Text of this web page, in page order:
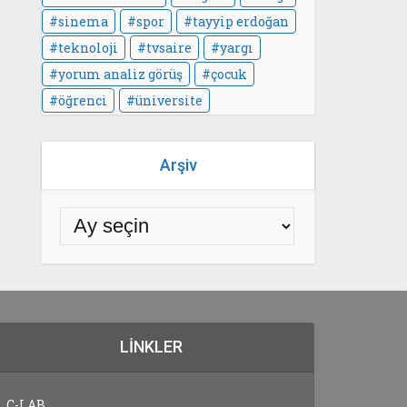
sinema
spor
tayyip erdoğan
teknoloji
tvsaire
yargı
yorum analiz görüş
çocuk
öğrenci
üniversite
Arşiv
LINKLER